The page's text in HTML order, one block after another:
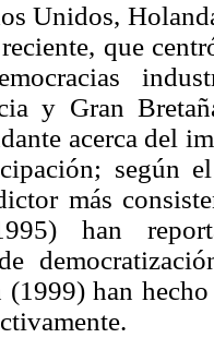
Unidos,
que
y Gran
acerca del
según
más
han
han